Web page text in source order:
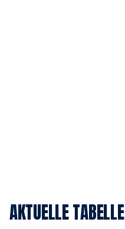
AKTUELLE TABELLE